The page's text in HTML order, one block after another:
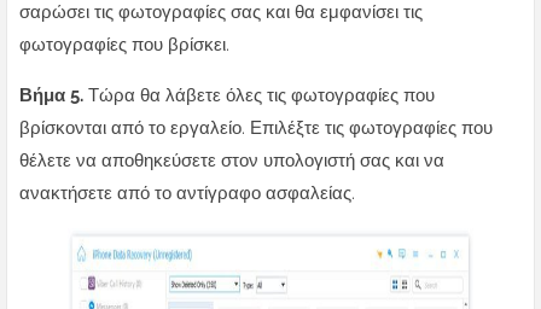
σαρώσει τις φωτογραφίες σας και θα εμφανίσει τις
φωτογραφίες που βρίσκει.
Βήμα 5. Τώρα θα λάβετε όλες τις φωτογραφίες που
βρίσκονται από το εργαλείο. Επιλέξτε τις φωτογραφίες που
θέλετε να αποθηκεύσετε στον υπολογιστή σας και να
ανακτήσετε από το αντίγραφο ασφαλείας.